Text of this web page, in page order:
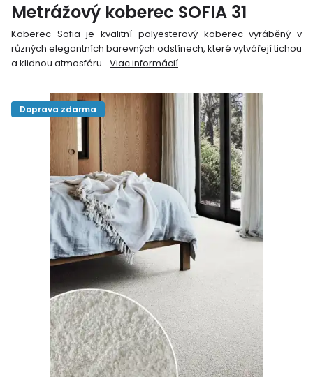
Metrážový koberec SOFIA 31
Koberec Sofia je kvalitní polyesterový koberec vyráběný v
různých elegantních barevných odstínech, které vytvářejí tichou
a klidnou atmosféru. Viac informácií
Doprava zdarma